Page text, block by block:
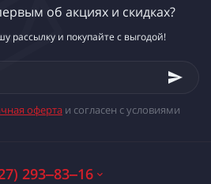
об акциях и скидках?
рассылку и покупайте с выгодой!
оферта и согласен с условиями
293‒83‒16